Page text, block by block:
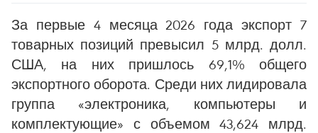
За первые 4 месяца 2026 года экспорт 7
товарных позиций превысил 5 млрд. долл.
США, на них пришлось 69,1% общего
экспортного оборота. Среди них лидировала
группа «электроника, компьютеры и
комплектующие» с объемом 43,624 млрд.